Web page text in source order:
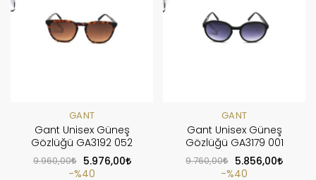
GANT
Gant Unisex Güneş
Gözlüğü GA3192 052
9.960,00
5.976,00
%40
GANT
Gant Unisex Güneş
Gözlüğü GA3179 001
9.760,00
5.856,00
%40